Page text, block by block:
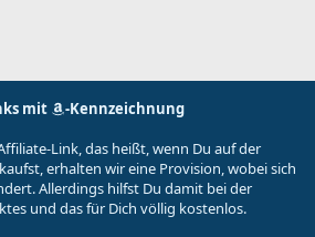
mit
-Kennzeichnung
Link, das heißt, wenn Du auf der
erhalten wir eine Provision, wobei sich
Allerdings hilfst Du damit bei der
und das für Dich völlig kostenlos.